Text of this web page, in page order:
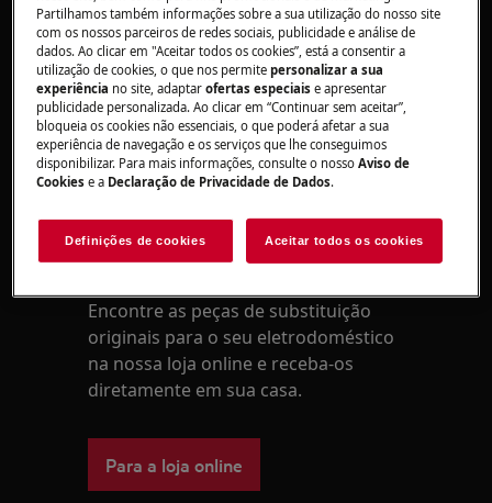
Verifique se a máquina está ligada a uma
tomada elétrica com ligação à terra. Caso
contrário, existe um problema de medição da
humidade que poderá ser resolvido num Centro
de Assistência Técnica Autorizado.
Este artigo foi útil?
Peças e acessórios
Encontre as peças de substituição
originais para o seu eletrodoméstico
na nossa loja online e receba-os
diretamente em sua casa.
Para a loja online
Partilhamos também informações sobre a sua utilização do nosso site
com os nossos parceiros de redes sociais, publicidade e análise de
dados. Ao clicar em "Aceitar todos os cookies”, está a consentir a
utilização de cookies, o que nos permitepersonalizar a sua
experiência no site, adaptarofertas especiaise apresentar
publicidade personalizada. Ao clicar em “Continuar sem aceitar”,
bloqueia os cookies não essenciais, o que poderá afetar a sua
experiência de navegação e os serviços que lhe conseguimos
disponibilizar. Para mais informações, consulte o nossoAviso de
Cookies e a Declaração de Privacidade de Dados.
Definições de cookies Aceitar todos os cookies